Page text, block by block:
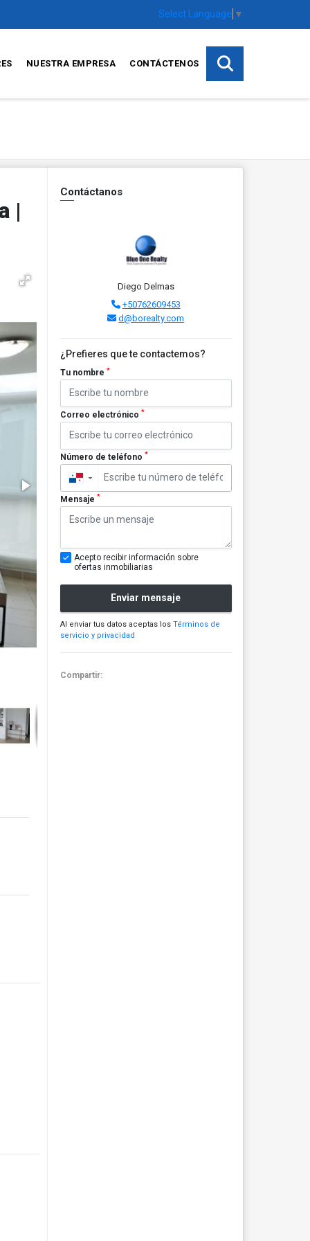
Select Language ▼
NUESTRA EMPRESA CONTÁCTENOS
|
Contáctanos
Diego Delmas
+50762609453
d@borealty.com
¿Prefieres que te contactemos?
Tu nombre *
Correo electrónico *
Número de teléfono *
▼
Mensaje *
Acepto recibir información sobre
ofertas inmobiliarias
Enviar mensaje
Al enviar tus datos aceptas los Términos de
servicio y privacidad
Compartir: